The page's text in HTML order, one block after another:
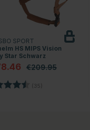
SPORT
HS MIPS Vision
Star Schwarz
€209.95
(35)